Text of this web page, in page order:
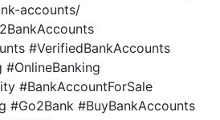
accounts/
#VerifiedBankAccounts
#OnlineBanking
#BankAccountForSale
#Go2Bank #BuyBankAccounts